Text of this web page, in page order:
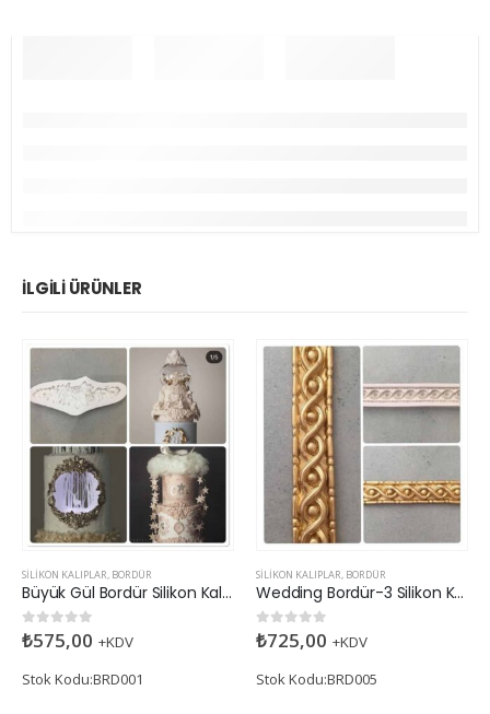
İLGILI ÜRÜNLER
SILIKON KALIPLAR, BORDÜR
Büyük Gül Bordür Silikon Kalıp
05 üzerinden
₺575,00 +KDV
Stok Kodu:BRD001
SILIKON KALIPLAR, BORDÜR
Wedding Bordür-3 Silikon Kalıp
05 üzerinden
₺725,00 +KDV
Stok Kodu:BRD005